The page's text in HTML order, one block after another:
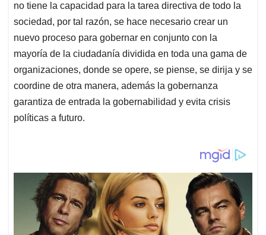
no tiene la capacidad para la tarea directiva de todo la
sociedad, por tal razón, se hace necesario crear un
nuevo proceso para gobernar en conjunto con la
mayoría de la ciudadanía dividida en toda una gama de
organizaciones, donde se opere, se piense, se dirija y se
coordine de otra manera, además la gobernanza
garantiza de entrada la gobernabilidad y evita crisis
políticas a futuro.